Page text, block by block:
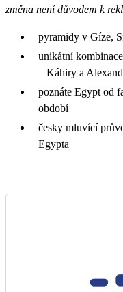
změna není důvodem k
pyramidy v Gíze,
unikátní
– Káhiry a
poznáte Egypt od
období
česky mluvící
Egypta